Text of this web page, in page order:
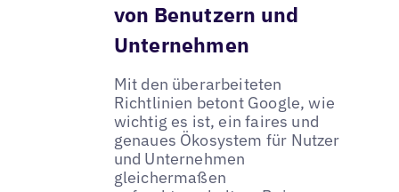
von Benutzern und
Unternehmen
Mit den überarbeiteten
Richtlinien betont Google, wie
wichtig es ist, ein faires und
genaues Ökosystem für Nutzer
und Unternehmen
gleichermaßen